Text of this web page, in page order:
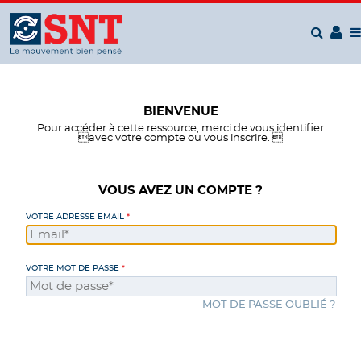
BIENVENUE
Pour accéder à cette ressource, merci de vous identifier
avec votre compte ou vous inscrire. 
VOUS AVEZ UN COMPTE ?
VOTRE ADRESSE EMAIL
VOTRE MOT DE PASSE
MOT DE PASSE OUBLIÉ ?
Panneau de gestion des cookies